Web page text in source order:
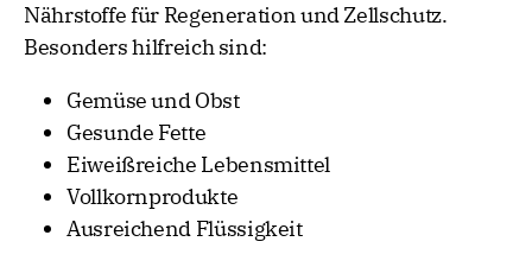
Nährstoffe für Regeneration und Zellschutz.
Besonders hilfreich sind:
Gemüse und Obst
Gesunde Fette
Eiweißreiche Lebensmittel
Vollkornprodukte
Ausreichend Flüssigkeit